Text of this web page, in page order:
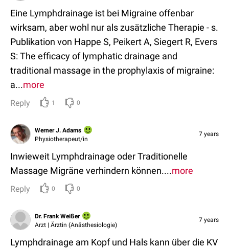
Eine Lymphdrainage ist bei Migraine offenbar
wirksam, aber wohl nur als zusätzliche Therapie - s.
Publikation von Happe S, Peikert A, Siegert R, Evers
S: The efficacy of lymphatic drainage and
traditional massage in the prophylaxis of migraine:
a...more
Reply 1 0
Werner J. Adams
Physiotherapeut/in
7 years
Inwieweit Lymphdrainage oder Traditionelle
Massage Migräne verhindern können....more
Reply 0 0
Dr. Frank Weißer
Arzt | Ärztin (Anästhesiologie)
7 years
Lymphdrainage am Kopf und Hals kann über die KV